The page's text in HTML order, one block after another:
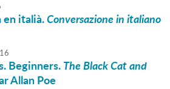
en italià.Conversazione in italiano
Beginners.The Black Cat and
Allan Poe